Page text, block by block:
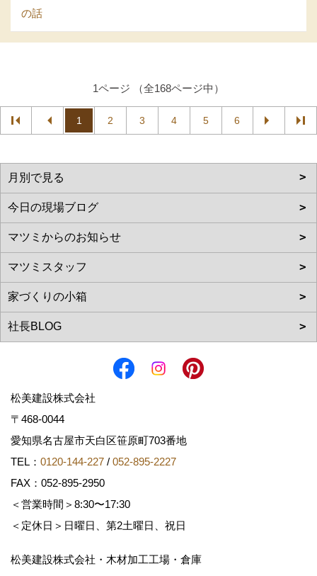
の話
1ページ （全168ページ中）
1 2 3 4 5 6
松美建設株式会社
〒468-0044
愛知県名古屋市天白区笹原町703番地
TEL： 0120-144-227 / 052-895-2227
FAX：052-895-2950
＜営業時間＞8:30〜17:30
＜定休日＞日曜日、第2土曜日、祝日
松美建設株式会社・木材加工工場・倉庫